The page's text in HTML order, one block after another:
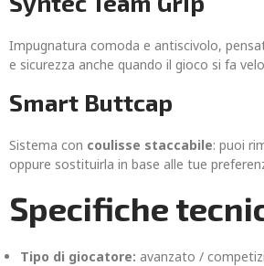
Impugnatura comoda e antiscivolo,
e sicurezza anche quando il gioco si fa
Smart Buttcap
Sistema con coulisse staccabile: puoi
oppure sostituirla in base alle tue
Specifiche
Tipo di giocatore: avanzato /